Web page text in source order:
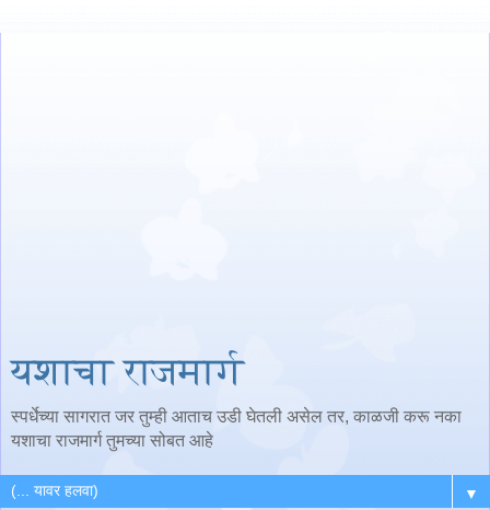
यशाचा राजमार्ग
स्पर्धेच्या सागरात जर तुम्ही आताच उडी घेतली असेल तर, काळजी करू नका
यशाचा राजमार्ग तुमच्या सोबत आहे
▼